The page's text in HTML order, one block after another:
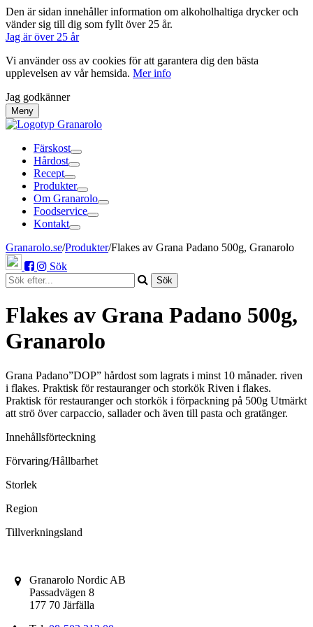
Den är sidan innehåller information om alkoholhaltiga drycker och
vänder sig till dig som fyllt över 25 år.
Jag är över 25 år
Vi använder oss av cookies för att garantera dig den bästa
upplevelsen av vår hemsida. Mer info
Jag godkänner
Meny
Färskost
Hårdost
Recept
Produkter
Om Granarolo
Foodservice
Kontakt
Granarolo.se/Produkter/Flakes av Grana Padano 500g, Granarolo
Sök
Flakes av Grana Padano 500g,
Granarolo
Grana Padano”DOP” hårdost som lagrats i minst 10 månader. riven
i flakes. Praktisk för restauranger och storkök Riven i flakes.
Praktisk för restauranger och storkök i förpackning på 500g Utmärkt
att strö över carpaccio, sallader och även till pasta och gratänger.
Innehållsförteckning
Förvaring/Hållbarhet
Storlek
Region
Tillverkningsland
Granarolo Nordic AB
Passadvägen 8
177 70 Järfälla